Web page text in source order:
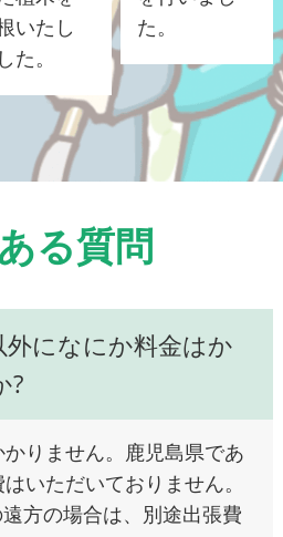
いたし
た。
た。
る質問
外になにか料金はか
?
りません。鹿児島県であ
いただいておりません。
方の場合は、別途出張費